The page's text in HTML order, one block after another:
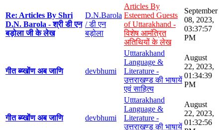
Re: Articles By Shri
D.N. Barola - श्री डी एन
बड़ोला जी के लेख
D.N.Barola
/ डी एन
बड़ोला
Articles By
Esteemed Guests
of Uttarakhand -
विशेष आमंत्रित
अतिथियों के लेख
September
08, 2023,
03:37:57
PM
गीत ब्य्खोंण अब जाणि devbhumi
Utttarakhand
Language &
Literature -
उत्तराखण्ड की भाषायें
एवं साहित्य
August
22, 2023,
01:34:39
PM
गीत ब्य्खोंण अब जाणि devbhumi
Utttarakhand
Language &
Literature -
उत्तराखण्ड की भाषायें
August
22, 2023,
01:32:56